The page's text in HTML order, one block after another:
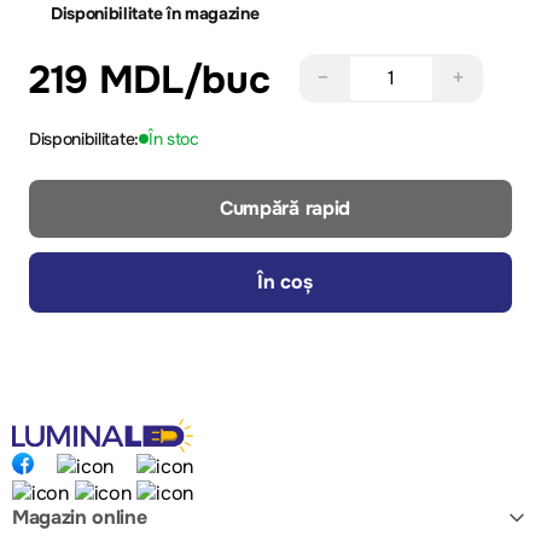
Disponibilitate în magazine
219 MDL/buc − +
Disponibilitate: În stoc
Cumpără rapid
În coș
Magazin online